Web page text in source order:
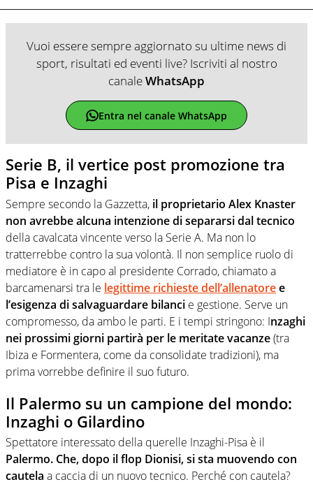
Vuoi essere sempre aggiornato su ultime news di
sport, risultati ed eventi live? Iscriviti al nostro
canaleWhatsApp
Entra nel canale WhatsApp
Serie B, il vertice post promozione tra
Pisa e Inzaghi
Sempre secondo la Gazzetta, il proprietario Alex Knaster
non avrebbe alcuna intenzione di separarsi dal tecnico
della cavalcata vincente verso la Serie A. Ma non lo
tratterrebbe contro la sua volontà. Il non semplice ruolo di
mediatore è in capo al presidente Corrado, chiamato a
barcamenarsi tra le legittime richieste dell’allenatoree
l’esigenza di salvaguardare bilanci e gestione. Serve un
compromesso, da ambo le parti. E i tempi stringono: Inzaghi
nei prossimi giorni partirà per le meritate vacanze(tra
Ibiza e Formentera, come da consolidate tradizioni), ma
prima vorrebbe definire il suo futuro.
Il Palermo su un campione del mondo:
Inzaghi o Gilardino
Spettatore interessato della querelle Inzaghi-Pisa è il
Palermo. Che, dopo il flop Dionisi, si sta muovendo con
cautela a caccia di un nuovo tecnico. Perché con cautela?